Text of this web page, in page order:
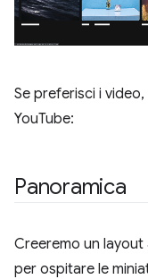
Se preferisci i
YouTube:
Panoramica
Creeremo un
per ospitare le